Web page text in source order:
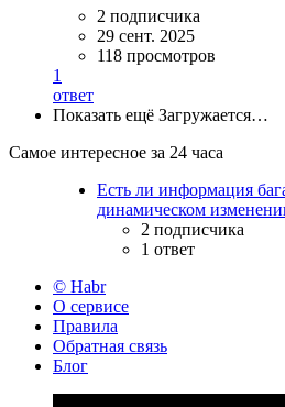
2 подписчика
29 сент. 2025
118 просмотров
1
ответ
Показать ещё Загружается…
Самое интересное за 24 часа
Есть ли информация
динамическом
2 подписчика
1 ответ
© Habr
О сервисе
Правила
Обратная связь
Блог